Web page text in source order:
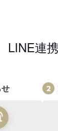
LINE連